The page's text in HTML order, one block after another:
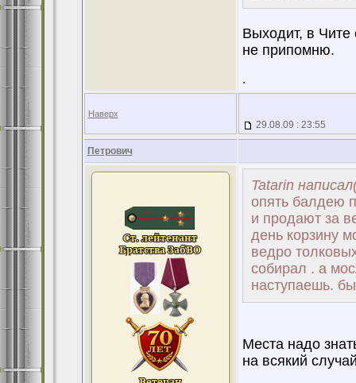
Выходит, в
не припомню.
.
Наверх
29.08.09 : 23:55
Петрович
Tatarin
опять балдею
и продают за
день корзину
ведро
собирал . а
наступаешь.
Места надо
на всякий